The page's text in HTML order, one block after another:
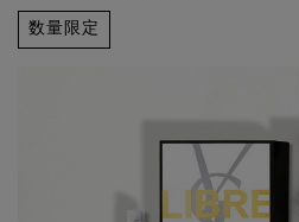
数量限定